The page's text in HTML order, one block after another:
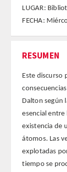
VETERINARIA
NUMERO
Nacionales
Extranjeros
LUGAR:
FECHA:
RESUMEN
Este discurso
Dalton según
esencial entre
existencia de
átomos. Las
explotadas
tiempo se